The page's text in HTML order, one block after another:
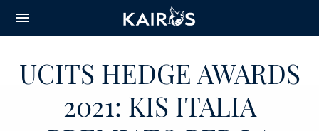
CONTENT
menu
UCITS HEDGE AWARDS
2021: KIS ITALIA